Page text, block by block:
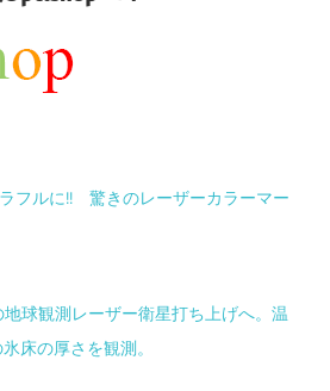
フルに!! 驚きのレーザーカラーマー
地球観測レーザー衛星打ち上げへ。温
床の厚さを観測。